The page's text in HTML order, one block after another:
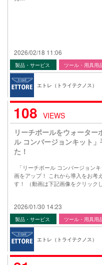
2026/02/18 11:06
製品・サービス ツール・用具用
エトレ（トライテクノス）
108 VIEWS
リーチポールをウォータ
ル コンバージョンキット
た！
「リーチポール コンバージョン
画をアップ！ これから導入をお考
す！ （動画は下記画像をクリック
2026/01/30 14:23
製品・サービス ツール・用具用
エトレ（トライテクノス）